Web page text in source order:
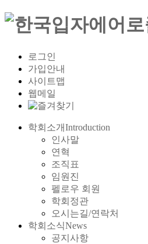
로그인
가입안내
사이트맵
웹메일
학회소개Introduction
인사말
연혁
조직표
임원진
펠로우 회원
학회정관
오시는길/연락처
학회소식News
공지사항